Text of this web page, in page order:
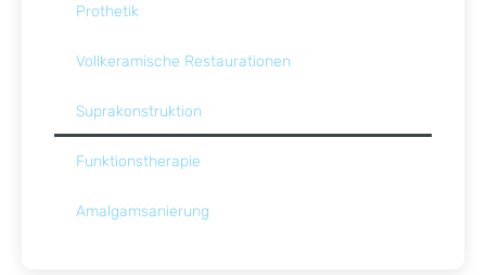
Prothetik
Vollkeramische Restaurationen
Suprakonstruktion
Funktionstherapie
Amalgamsanierung